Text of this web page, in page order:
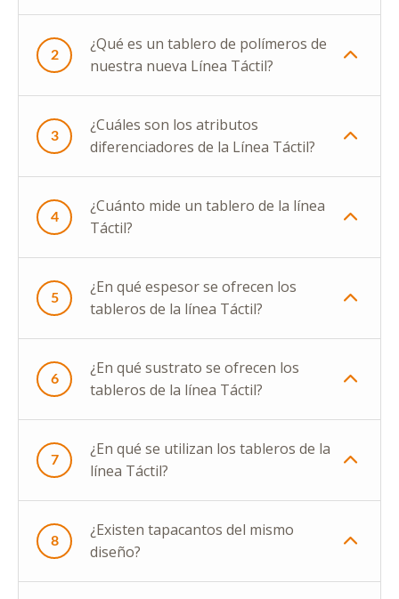
2
¿Qué es un tablero de polímeros de
nuestra nueva Línea Táctil?
3
¿Cuáles son los atributos
diferenciadores de la Línea Táctil?
4
¿Cuánto mide un tablero de la línea
Táctil?
5
¿En qué espesor se ofrecen los
tableros de la línea Táctil?
6
¿En qué sustrato se ofrecen los
tableros de la línea Táctil?
7
¿En qué se utilizan los tableros de la
línea Táctil?
8
¿Existen tapacantos del mismo
diseño?